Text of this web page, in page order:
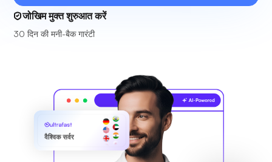
जोखिम मुक्त शुरुआत करें
30 दिन की मनी-बैक गारंटी
ultrafast
वैश्विक सर्वर